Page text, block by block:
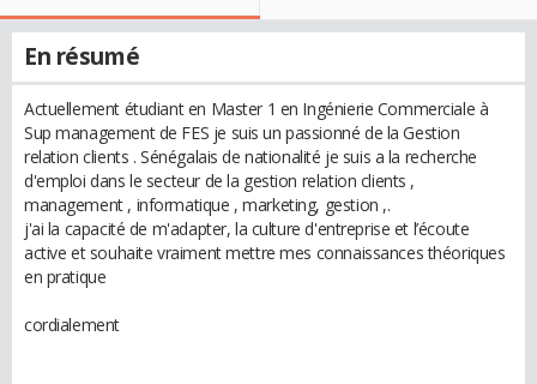
En résumé
Actuellement étudiant en Master 1 en Ingénierie Commerciale à
Sup management de FES je suis un passionné de la Gestion
relation clients . Sénégalais de nationalité je suis a la recherche
d'emploi dans le secteur de la gestion relation clients ,
management , informatique , marketing, gestion ,.
j'ai la capacité de m'adapter, la culture d'entreprise et l’écoute
active et souhaite vraiment mettre mes connaissances théoriques
en pratique
cordialement